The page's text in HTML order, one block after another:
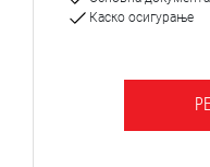
Каско осигурање